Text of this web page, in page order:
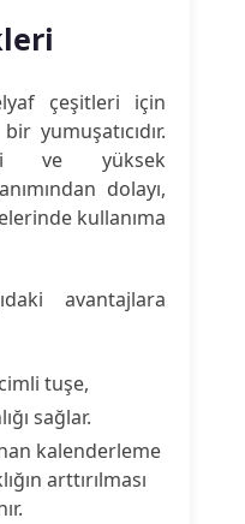
çeşitleri için
yumuşatıcıdır.
ve yüksek
dolayı,
kullanıma
avantajlara
tuşe,
sağlar.
kalenderleme
arttırılması